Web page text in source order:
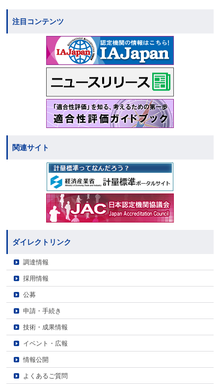
注目コンテンツ
関連サイト
ダイレクトリンク
調達情報
採用情報
公募
申請・手続き
技術・成果情報
イベント・広報
情報公開
よくあるご質問